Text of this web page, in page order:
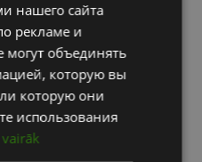
нашего сайта
рекламе и
могут объединять
которую вы
которую они
использования